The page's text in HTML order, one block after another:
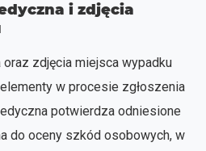
i zdjęcia
zdjęcia miejsca wypadku
w procesie zgłoszenia
potwierdza odniesione
do oceny szkód osobowych, w